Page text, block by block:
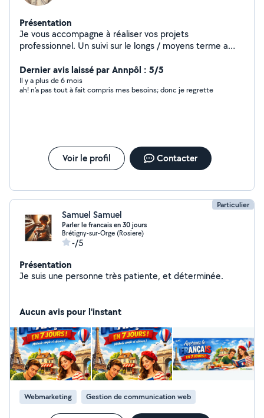
Présentation
Je vous accompagne à réaliser vos projets
professionnel. Un suivi sur le longs / moyens terme a
Accompagnements Projets - Création site web
(webmaster , webdisgner) - Webmarketing - Community
Mananger - Administratifs (Secrétaire digital) -
Dernier avis laissé par Annpôl : 5/5
Il y a plus de 6 mois
ah! n'a pas tout à fait compris mes besoins; donc je regrette
Voir le profil Contacter
Particulier
Samuel Samuel
Parler le francais en 30 jours
Brétigny-sur-Orge (Rosiere)
-/5
Présentation
Je suis une personne très patiente, et déterminée.
Aucun avis pour l'instant
Webmarketing Gestion de communication web